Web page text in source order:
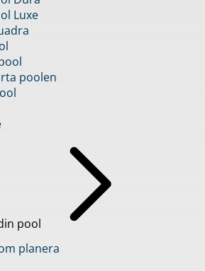
Luxe
poolen
pool
planera